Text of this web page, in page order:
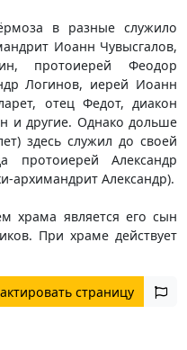
в разные служило
Иоанн Чувысгалов,
протоиерей Феодор
Логинов, иерей Иоанн
отец Федот, диакон
и другие. Однако дольше
здесь служил до своей
протоиерей Александр
архимандрит Александр).
храма является его сын
При храме действует
страницу